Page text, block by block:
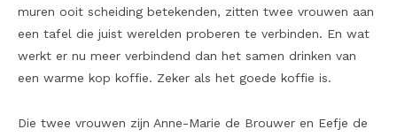
muren ooit scheiding betekenden, zitten twee vrouwen aan
een tafel die juist werelden proberen te verbinden. En wat
werkt er nu meer verbindend dan het samen drinken van
een warme kop koffie. Zeker als het goede koffie is.
Die twee vrouwen zijn Anne-Marie de Brouwer en Eefje de